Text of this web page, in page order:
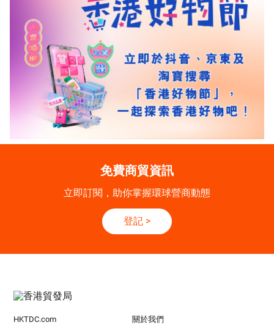
免費商貿資訊
立即訂閱，助你掌握環球營商動態
登記 >
HKTDC.com 關於我們